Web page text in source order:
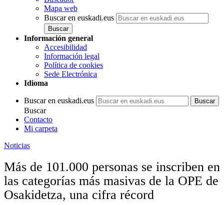
Mapa web
Buscar en euskadi.eus
Información general
Accesibilidad
Información legal
Política de cookies
Sede Electrónica
Idioma
Buscar en euskadi.eus
Buscar
Contacto
Mi carpeta
Noticias
Más de 101.000 personas se inscriben en
las categorías más masivas de la OPE de
Osakidetza, una cifra récord